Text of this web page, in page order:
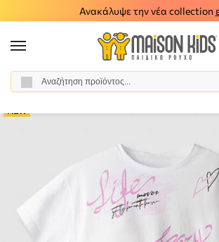
Ανακάλυψε την νέα collection
Αρχική σελίδα / Κορίτσι / Ρούχα